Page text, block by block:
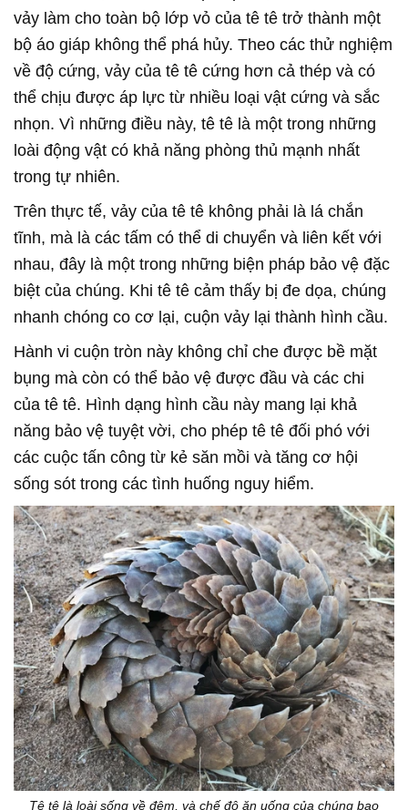
vảy làm cho toàn bộ lớp vỏ của tê tê trở thành một
bộ áo giáp không thể phá hủy. Theo các thử nghiệm
về độ cứng, vảy của tê tê cứng hơn cả thép và có
thể chịu được áp lực từ nhiều loại vật cứng và sắc
nhọn. Vì những điều này, tê tê là một trong những
loài động vật có khả năng phòng thủ mạnh nhất
trong tự nhiên.
Trên thực tế, vảy của tê tê không phải là lá chắn
tĩnh, mà là các tấm có thể di chuyển và liên kết với
nhau, đây là một trong những biện pháp bảo vệ đặc
biệt của chúng. Khi tê tê cảm thấy bị đe dọa, chúng
nhanh chóng co cơ lại, cuộn vảy lại thành hình cầu.
Hành vi cuộn tròn này không chỉ che được bề mặt
bụng mà còn có thể bảo vệ được đầu và các chi
của tê tê. Hình dạng hình cầu này mang lại khả
năng bảo vệ tuyệt vời, cho phép tê tê đối phó với
các cuộc tấn công từ kẻ săn mồi và tăng cơ hội
sống sót trong các tình huống nguy hiểm.
Tê tê là loài sống về đêm, và chế độ ăn uống của chúng bao